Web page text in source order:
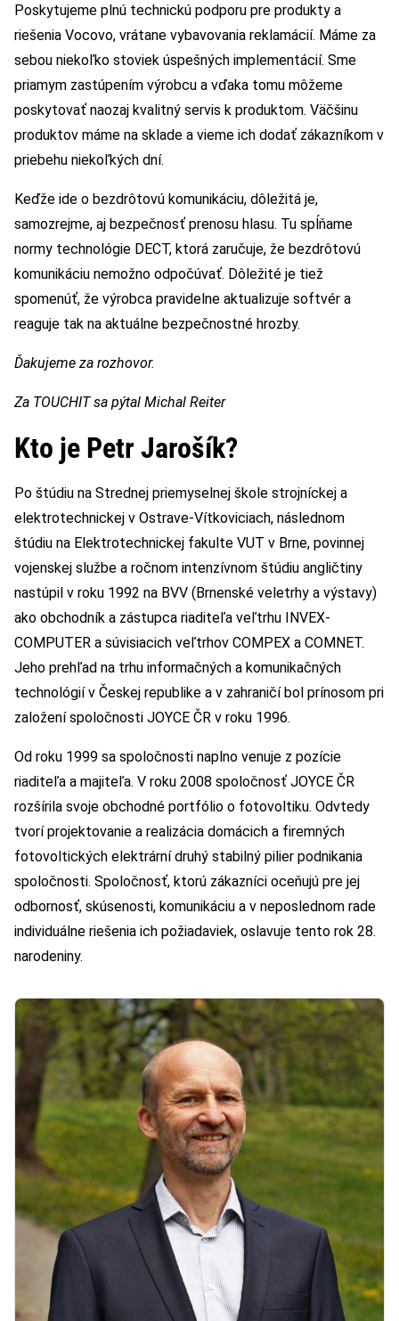
Poskytujeme plnú technickú podporu pre produkty a
riešenia Vocovo, vrátane vybavovania reklamácií. Máme za
sebou niekoľko stoviek úspešných implementácií. Sme
priamym zastúpením výrobcu a vďaka tomu môžeme
poskytovať naozaj kvalitný servis k produktom. Väčšinu
produktov máme na sklade a vieme ich dodať zákazníkom v
priebehu niekoľkých dní.
Keďže ide o bezdrôtovú komunikáciu, dôležitá je,
samozrejme, aj bezpečnosť prenosu hlasu. Tu spĺňame
normy technológie DECT, ktorá zaručuje, že bezdrôtovú
komunikáciu nemožno odpočúvať. Dôležité je tiež
spomenúť, že výrobca pravidelne aktualizuje softvér a
reaguje tak na aktuálne bezpečnostné hrozby.
Ďakujeme za rozhovor.
Za TOUCHIT sa pýtal Michal Reiter
Kto je Petr Jarošík?
Po štúdiu na Strednej priemyselnej škole strojníckej a
elektrotechnickej v Ostrave-Vítkoviciach, následnom
štúdiu na Elektrotechnickej fakulte VUT v Brne, povinnej
vojenskej službe a ročnom intenzívnom štúdiu angličtiny
nastúpil v roku 1992 na BVV (Brnenské veletrhy a výstavy)
ako obchodník a zástupca riaditeľa veľtrhu INVEX-
COMPUTER a súvisiacich veľtrhov COMPEX a COMNET.
Jeho prehľad na trhu informačných a komunikačných
technológií v Českej republike a v zahraničí bol prínosom pri
založení spoločnosti JOYCE ČR v roku 1996.
Od roku 1999 sa spoločnosti naplno venuje z pozície
riaditeľa a majiteľa. V roku 2008 spoločnosť JOYCE ČR
rozšírila svoje obchodné portfólio o fotovoltiku. Odvtedy
tvorí projektovanie a realizácia domácich a firemných
fotovoltických elektrární druhý stabilný pilier podnikania
spoločnosti. Spoločnosť, ktorú zákazníci oceňujú pre jej
odbornosť, skúsenosti, komunikáciu a v neposlednom rade
individuálne riešenia ich požiadaviek, oslavuje tento rok 28.
narodeniny.